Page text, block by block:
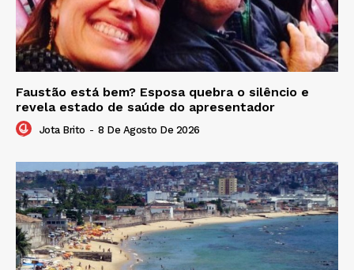
Faustão está bem? Esposa quebra o silêncio e
revela estado de saúde do apresentador
Jota Brito - 8 De Agosto De 2026